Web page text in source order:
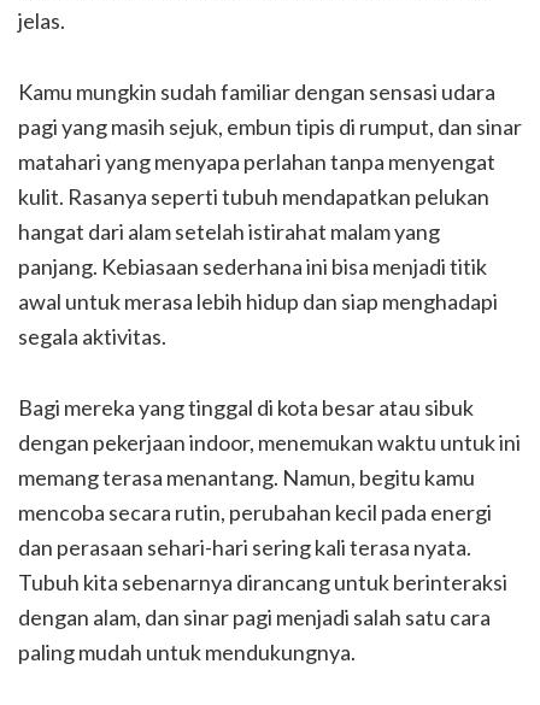
jelas.
Kamu mungkin sudah familiar dengan sensasi udara
pagi yang masih sejuk, embun tipis di rumput, dan sinar
matahari yang menyapa perlahan tanpa menyengat
kulit. Rasanya seperti tubuh mendapatkan pelukan
hangat dari alam setelah istirahat malam yang
panjang. Kebiasaan sederhana ini bisa menjadi titik
awal untuk merasa lebih hidup dan siap menghadapi
segala aktivitas.
Bagi mereka yang tinggal di kota besar atau sibuk
dengan pekerjaan indoor, menemukan waktu untuk ini
memang terasa menantang. Namun, begitu kamu
mencoba secara rutin, perubahan kecil pada energi
dan perasaan sehari-hari sering kali terasa nyata.
Tubuh kita sebenarnya dirancang untuk berinteraksi
dengan alam, dan sinar pagi menjadi salah satu cara
paling mudah untuk mendukungnya.